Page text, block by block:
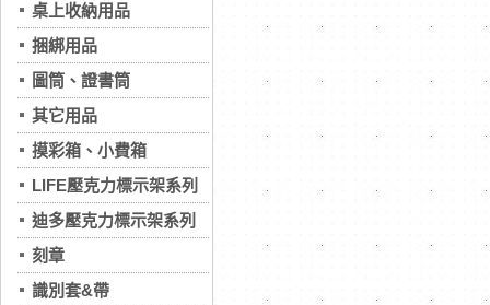
桌上收納用品
捆綁用品
圖筒、證書筒
其它用品
摸彩箱、小費箱
LIFE壓克力標示架系列
迪多壓克力標示架系列
刻章
識別套&帶